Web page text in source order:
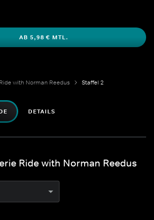
AB 5,98 € MTL.
Ride with Norman Reedus Staffel 2
DETAILS
Ride with Norman Reedus